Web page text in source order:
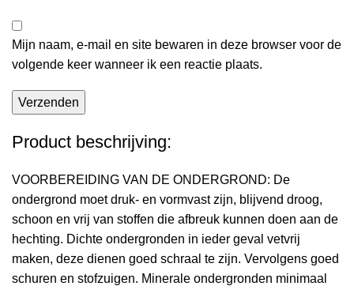
Mijn naam, e-mail en site bewaren in deze browser voor de
volgende keer wanneer ik een reactie plaats.
Product beschrijving:
VOORBEREIDING VAN DE ONDERGROND: De
ondergrond moet druk- en vormvast zijn, blijvend droog,
schoon en vrij van stoffen die afbreuk kunnen doen aan de
hechting. Dichte ondergronden in ieder geval vetvrij
maken, deze dienen goed schraal te zijn. Vervolgens goed
schuren en stofzuigen. Minerale ondergronden minimaal